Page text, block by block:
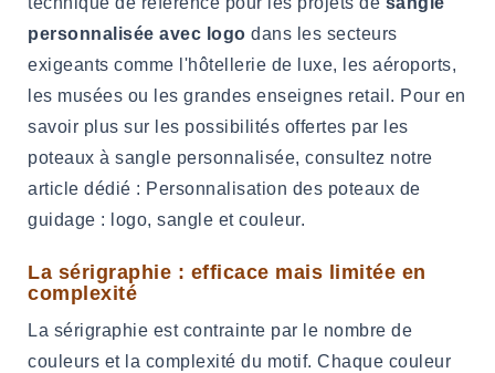
personnalisée avec logo dans les secteurs
exigeants comme l'hôtellerie de luxe, les aéroports,
les musées ou les grandes enseignes retail. Pour en
savoir plus sur les possibilités offertes par les
poteaux à sangle personnalisée, consultez notre
article dédié : Personnalisation des poteaux de
guidage : logo, sangle et couleur.
La sérigraphie : efficace mais limitée en
complexité
La sérigraphie est contrainte par le nombre de
couleurs et la complexité du motif. Chaque couleur